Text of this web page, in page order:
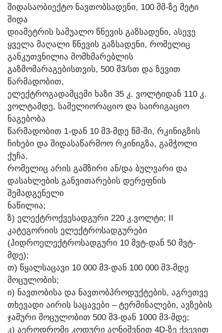
ᲨᲘᲓᲐᲡᲐᲝᲑᲘᲔᲥᲢᲝ ᲜᲐᲕᲗᲝᲑᲡᲐᲓᲔᲜᲘ, 100 ᲛᲛ-ᲖᲔ ᲛᲔᲢᲘ
ᲨᲘᲓᲐ
ᲓᲘᲐᲛᲔᲢᲠᲘᲡ ᲡᲐᲨᲣᲐᲚᲝ ᲬᲜᲔᲕᲘᲡ ᲒᲐᲖᲡᲐᲓᲔᲜᲘ, ᲐᲡᲔᲕᲔ
ᲧᲕᲔᲚᲐ ᲛᲐᲦᲐᲚᲘ ᲬᲜᲔᲕᲘᲡ ᲒᲐᲖᲡᲐᲓᲔᲜᲘ, ᲠᲝᲛᲔᲚᲘᲪ
ᲒᲐᲜᲙᲣᲗᲕᲜᲘᲚᲘᲐ ᲛᲝᲛᲮᲛᲐᲠᲔᲑᲚᲘᲡ
ᲒᲐᲖᲛᲝᲛᲐᲠᲐᲒᲔᲑᲘᲡᲗᲕᲘᲡ, 500 Მ3/ᲡᲗ ᲓᲐ ᲖᲔᲕᲘᲗ
ᲬᲐᲠᲛᲐᲓᲝᲑᲘᲗ,
ᲔᲚᲔᲥᲢᲠᲝᲒᲐᲓᲐᲛᲪᲔᲛᲘ ᲮᲐᲖᲘ 35 Კ. ᲕᲝᲚᲢᲘᲓᲐᲜ 110 Კ.
ᲕᲝᲚᲢᲐᲛᲓᲔ, ᲡᲐᲛᲔᲚᲘᲝᲠᲐᲪᲘᲝ ᲓᲐ ᲡᲐᲘᲠᲘᲒᲐᲪᲘᲝ
ᲜᲐᲒᲔᲑᲝᲑᲐ
ᲬᲐᲠᲛᲐᲓᲝᲑᲘᲗ 1-ᲓᲐᲜ 10 Მ3-ᲛᲓᲔ ᲬᲛ-ᲨᲘ, ᲠᲙᲘᲜᲘᲒᲖᲘᲡ
ᲩᲘᲮᲔᲑᲘ ᲓᲐ ᲨᲘᲓᲐᲡᲐᲬᲐᲠᲛᲝᲝ ᲠᲙᲘᲜᲘᲒᲖᲐ, ᲒᲐᲛᲭᲝᲚᲘ
ᲥᲣᲩᲐ,
ᲠᲝᲛᲔᲚᲘᲪ ᲐᲠᲘᲡ ᲒᲐᲛᲖᲘᲠᲘ ᲐᲜ/ᲓᲐ ᲑᲣᲚᲕᲐᲠᲘ ᲓᲐ
ᲓᲐᲡᲐᲮᲚᲔᲑᲘᲡ ᲒᲐᲜᲕᲘᲗᲐᲠᲔᲑᲘᲡ ᲓᲔᲠᲔᲤᲜᲘᲡ
ᲨᲔᲛᲐᲓᲒᲔᲜᲔᲚᲘ
ᲜᲐᲬᲘᲚᲘᲐ;
Ზ) ᲔᲚᲔᲥᲢᲠᲝᲥᲕᲔᲡᲐᲓᲒᲣᲠᲘ 220 Კ.ᲕᲝᲚᲢᲘ; II
ᲙᲐᲢᲔᲒᲝᲠᲘᲘᲡ ᲔᲚᲔᲥᲢᲠᲝᲡᲐᲓᲒᲣᲠᲔᲑᲘ
(ᲰᲘᲓᲠᲝᲔᲚᲔᲥᲢᲠᲝᲡᲐᲓᲒᲣᲠᲘ 10 ᲛᲕᲢ-ᲓᲐᲜ 50 ᲛᲕᲢ-
ᲛᲓᲔ);
Თ) ᲬᲧᲐᲚᲡᲐᲪᲐᲕᲘ 10 000 Მ3-ᲓᲐᲜ 100 000 Მ3-ᲛᲓᲔ
ᲛᲝᲪᲣᲚᲝᲑᲘᲡ;
Ი) ᲜᲐᲕᲗᲝᲑᲘᲡᲐ ᲓᲐ ᲜᲐᲕᲗᲝᲑᲞᲠᲝᲓᲣᲥᲢᲔᲑᲘᲡ, ᲐᲒᲠᲔᲗᲕᲔ
ᲗᲮᲔᲕᲐᲓᲘ ᲐᲘᲠᲘᲡ ᲡᲐᲪᲐᲕᲔᲑᲘ – ᲢᲔᲠᲛᲘᲜᲐᲚᲔᲑᲘ, ᲐᲕᲖᲔᲑᲘᲡ
ᲯᲐᲛᲣᲠᲘ ᲛᲝᲪᲣᲚᲝᲑᲘᲗ 500 Მ3-ᲓᲐᲜ 1000 Მ3-ᲛᲓᲔ;
Კ) ᲐᲔᲠᲝᲓᲠᲝᲛᲘ ᲙᲝᲓᲣᲠᲘ ᲐᲦᲜᲘᲨᲕᲜᲘᲗ 4D-ᲖᲔ ᲥᲕᲔᲕᲘᲗ